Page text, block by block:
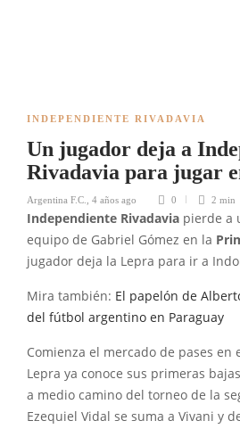
INDEPENDIENTE RIVADAVIA
Un jugador deja a
Rivadavia para jugar
Argentina F.C. 4 años ago 0 2 min
Independiente Rivadavia pierde a
equipo de Gabriel Gómez en la
jugador deja la Lepra para ir a
Mira también: El papelón de
del fútbol argentino en Paraguay
Comienza el mercado de pases
Lepra ya conoce sus primeras
a medio camino del torneo de la
Ezequiel Vidal se suma a Vivani y